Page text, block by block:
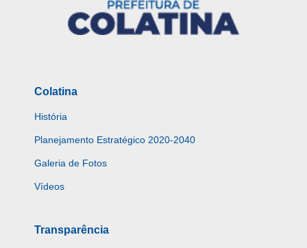
Colatina
História
Planejamento Estratégico 2020-2040
Galeria de Fotos
Vídeos
Transparência